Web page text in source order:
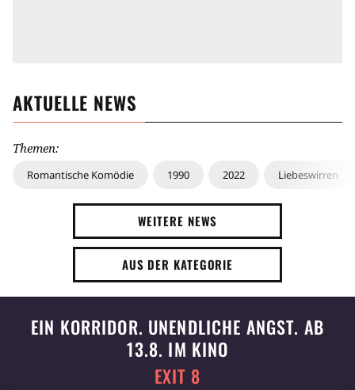
AKTUELLE NEWS
Themen:
Romantische Komödie 1990 2022 Liebeswirren
WEITERE NEWS
AUS DER KATEGORIE
EIN KORRIDOR. UNENDLICHE ANGST. AB
13.8. IM KINO
EXIT 8